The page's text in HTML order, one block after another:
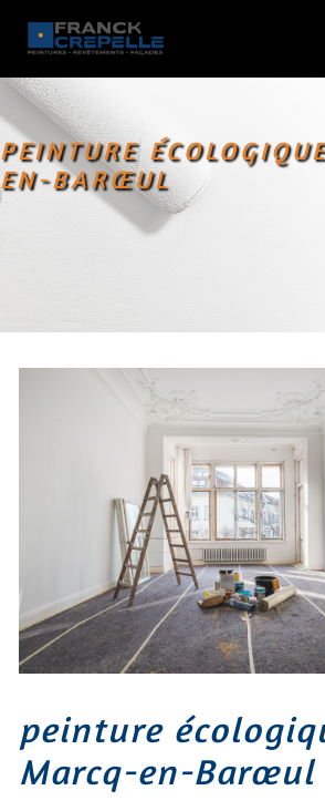
PEINTURE
EN-BARŒUL
peinture
Marcq-en-Barœul